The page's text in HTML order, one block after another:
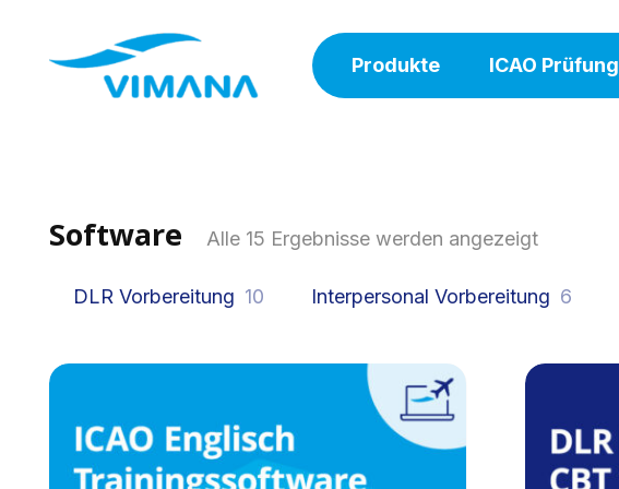
Produkte ICAO Prüfung
Software Alle 15 Ergebnisse werden angezeigt
DLR Vorbereitung 10 Interpersonal Vorbereitung 6